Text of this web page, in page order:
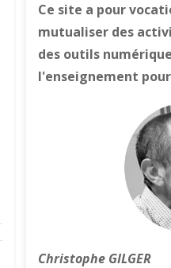
Ce site a pour
mutualiser des
des outils
l'enseignement
Christophe GILGER